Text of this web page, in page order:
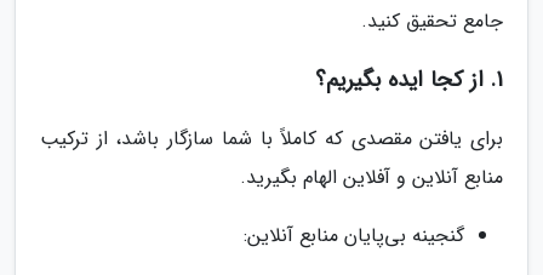
جامع تحقیق کنید.
1. از کجا ایده بگیریم؟
برای یافتن مقصدی که کاملاً با شما سازگار باشد، از ترکیب
منابع آنلاین و آفلاین الهام بگیرید.
گنجینه بی‌پایان منابع آنلاین: